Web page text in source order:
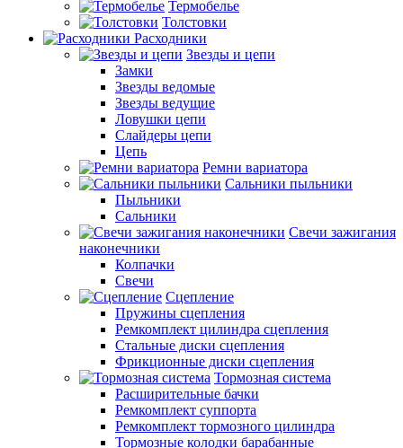
Термобелье
Толстовки
Расходники
Звезды и цепи
Замки
Звезды ведомые
Звезды ведущие
Ловушки цепи
Слайдеры цепи
Цепь
Ремни вариатора
Сальники пыльники
Пыльники
Сальники
Свечи зажигания
наконечники
Колпачки
Свечи
Сцепление
Пружины сцепления
Ремкомплект цилиндра сцепления
Стальные диски сцепления
Фрикционные диски сцепления
Тормозная система
Расширительные бачки
Ремкомплект суппорта
Ремкомплект тормозного цилиндра
Тормозные колодки барабанные